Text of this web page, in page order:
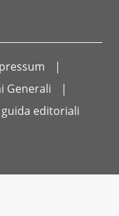
Generali
guida editoriali